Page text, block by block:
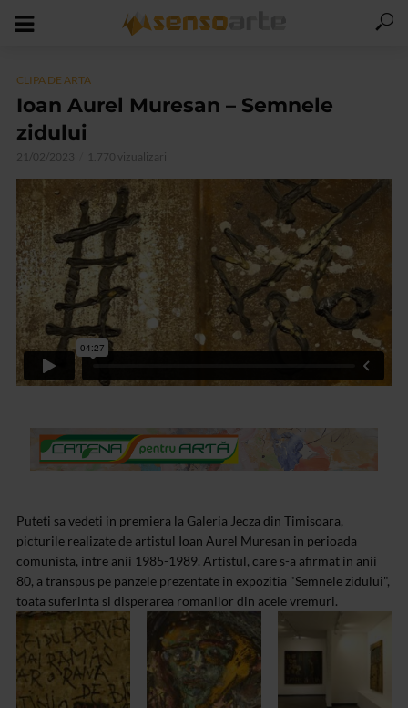
CLIPA DE ARTA
Ioan Aurel Muresan – Semnele
zidului
21/02/2023 1.770 vizualizari
Puteti sa vedeti in premiera la Galeria Jecza din Timisoara,
picturile realizate de artistul Ioan Aurel Muresan in perioada
comunista, intre anii 1985-1989. Artistul, care s-a afirmat in anii
80, a transpus pe panzele prezentate in expozitia "Semnele zidului",
toata suferinta si disperarea romanilor din acele vremuri.